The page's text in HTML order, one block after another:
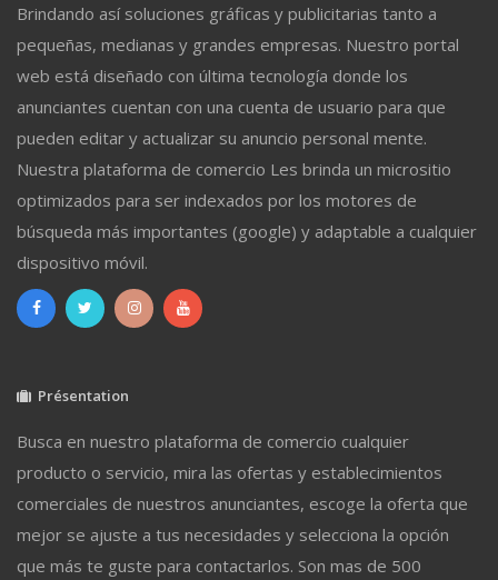
Brindando así soluciones gráficas y publicitarias tanto a
pequeñas, medianas y grandes empresas. Nuestro portal
web está diseñado con última tecnología donde los
anunciantes cuentan con una cuenta de usuario para que
pueden editar y actualizar su anuncio personal mente.
Nuestra plataforma de comercio Les brinda un micrositio
optimizados para ser indexados por los motores de
búsqueda más importantes (google) y adaptable a cualquier
dispositivo móvil.
Présentation
Busca en nuestro plataforma de comercio cualquier
producto o servicio, mira las ofertas y establecimientos
comerciales de nuestros anunciantes, escoge la oferta que
mejor se ajuste a tus necesidades y selecciona la opción
que más te guste para contactarlos. Son mas de 500